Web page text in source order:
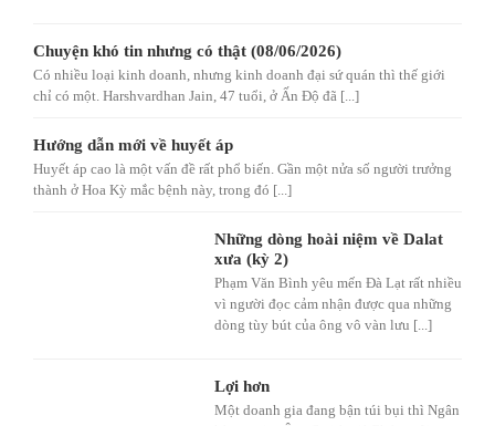
Chuyện khó tin nhưng có thật (08/06/2026)
Có nhiều loại kinh doanh, nhưng kinh doanh đại sứ quán thì thế giới
chỉ có một. Harshvardhan Jain, 47 tuổi, ở Ấn Độ đã [...]
Hướng dẫn mới về huyết áp
Huyết áp cao là một vấn đề rất phổ biến. Gần một nửa số người trưởng
thành ở Hoa Kỳ mắc bệnh này, trong đó [...]
Những dòng hoài niệm về Dalat
xưa (kỳ 2)
Phạm Văn Bình yêu mến Đà Lạt rất nhiều
vì người đọc cảm nhận được qua những
dòng tùy bút của ông vô vàn lưu [...]
Lợi hơn
Một doanh gia đang bận túi bụi thì Ngân